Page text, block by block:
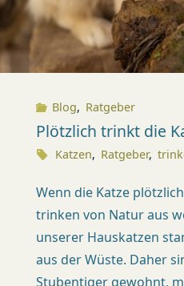
Blog, Ratgeber
Plötzlich trinkt die
Katzen, Ratgeber,
Wenn die Katze
trinken von Natur aus
unserer Hauskatzen
aus der Wüste. Daher
Stubentiger gewohnt,